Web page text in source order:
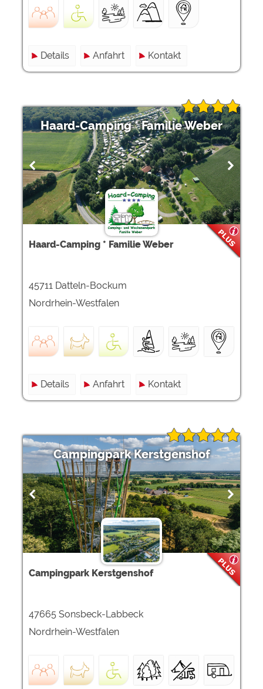
Details Anfahrt Kontakt
Haard-Camping * Familie Weber
Haard-Camping * Familie Weber
45711 Datteln-Bockum
Nordrhein-Westfalen
Details Anfahrt Kontakt
Campingpark Kerstgenshof
Campingpark Kerstgenshof
47665 Sonsbeck-Labbeck
Nordrhein-Westfalen